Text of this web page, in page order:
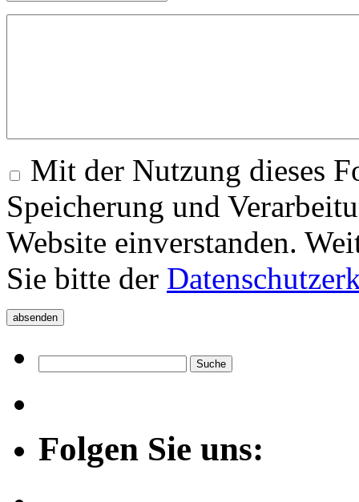
Mit der Nutzung dieses
Speicherung und
Website einverstanden.
Sie bitte der
Folgen Sie uns: